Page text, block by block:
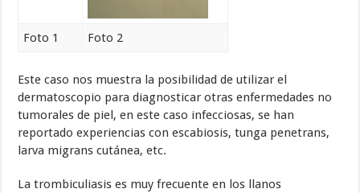
Foto 1 Foto 2
Este caso nos muestra la posibilidad de utilizar el
dermatoscopio para diagnosticar otras enfermedades no
tumorales de piel, en este caso infecciosas, se han
reportado experiencias con escabiosis, tunga penetrans,
larva migrans cutánea, etc.
La trombiculiasis es muy frecuente en los llanos